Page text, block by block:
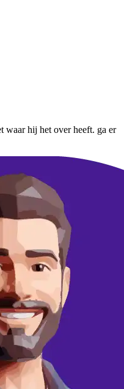
waar hij het over heeft. ga er